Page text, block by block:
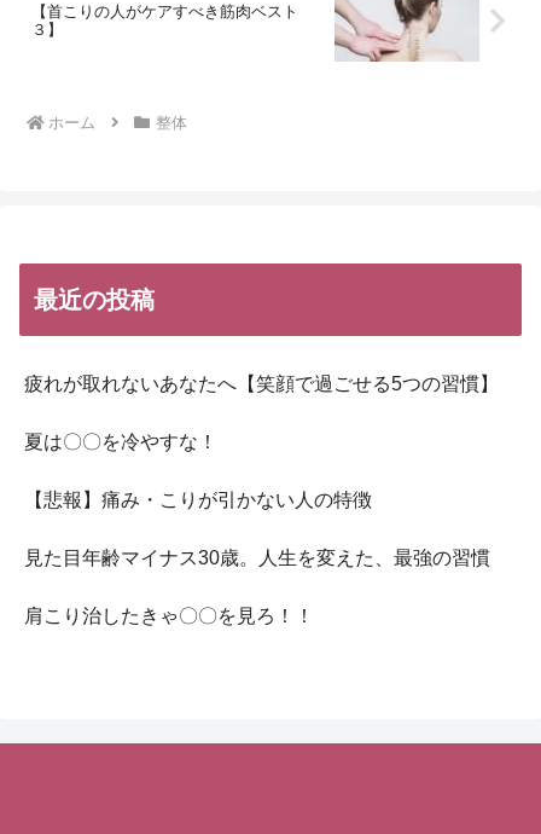
【首こりの人がケアすべき筋肉ベスト
３】
ホーム 整体
最近の投稿
疲れが取れないあなたへ【笑顔で過ごせる5つの習慣】
夏は〇〇を冷やすな！
【悲報】痛み・こりが引かない人の特徴
見た目年齢マイナス30歳。人生を変えた、最強の習慣
肩こり治したきゃ〇〇を見ろ！！